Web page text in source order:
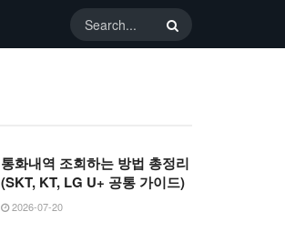
통화내역 조회하는 방법 총정리
(SKT, KT, LG U+ 공통 가이드)
2026-07-20